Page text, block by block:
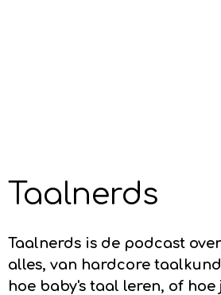
Taalnerds
Taalnerds is de podcast
alles, van hardcore
hoe baby's taal leren, of